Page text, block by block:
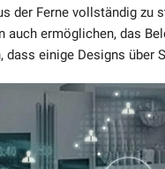
der Ferne vollständig zu
auch ermöglichen, das
einige Designs über